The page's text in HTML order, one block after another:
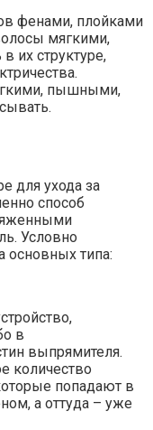
фенами, плойками
мягкими,
их структуре,
пышными,
для ухода за
способ
Условно
основных типа:
в
выпрямителя.
количество
попадают в
а оттуда – уже